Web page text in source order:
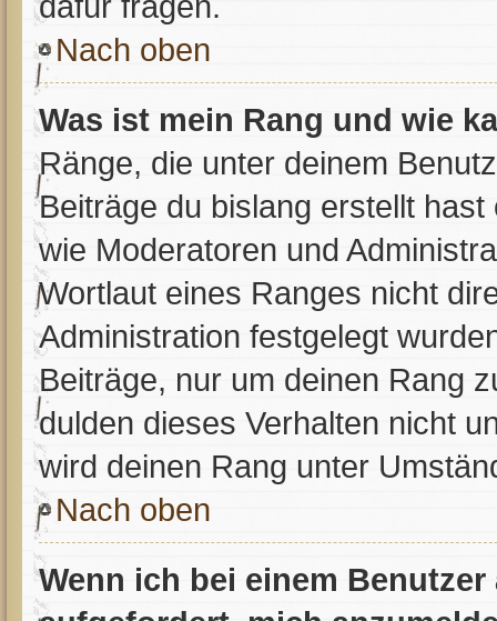
Nach oben
Was ist mein Rang und wie
Ränge, die unter deinem
Beiträge du bislang erstellt
wie Moderatoren und
Wortlaut eines Ranges nicht
Administration festgelegt
Beiträge, nur um deinen Rang
dulden dieses Verhalten nicht
wird deinen Rang unter
Nach oben
Wenn ich bei einem